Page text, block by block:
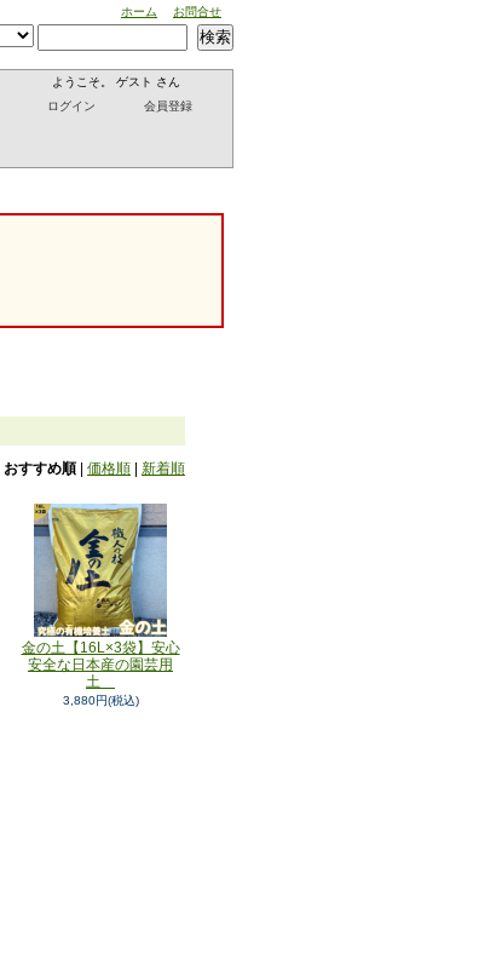
ホーム お問合せ
検索
ようこそ。 ゲスト さん
ログイン
会員登録
おすすめ順 価格順 新着順
金の土【16L×3袋】安心
安全な日本産の園芸用
土
3,880円(税込)